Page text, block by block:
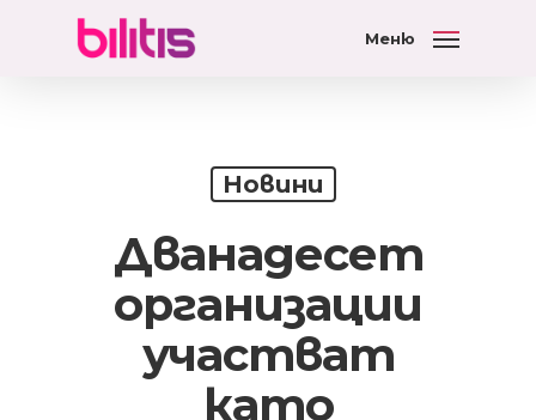
Меню
Новини
Дванадесет
организации
участват
като